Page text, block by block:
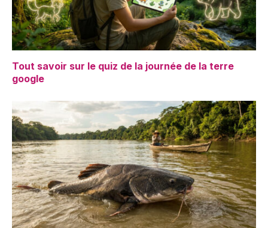
Tout savoir sur le quiz de la journée de la terre
google